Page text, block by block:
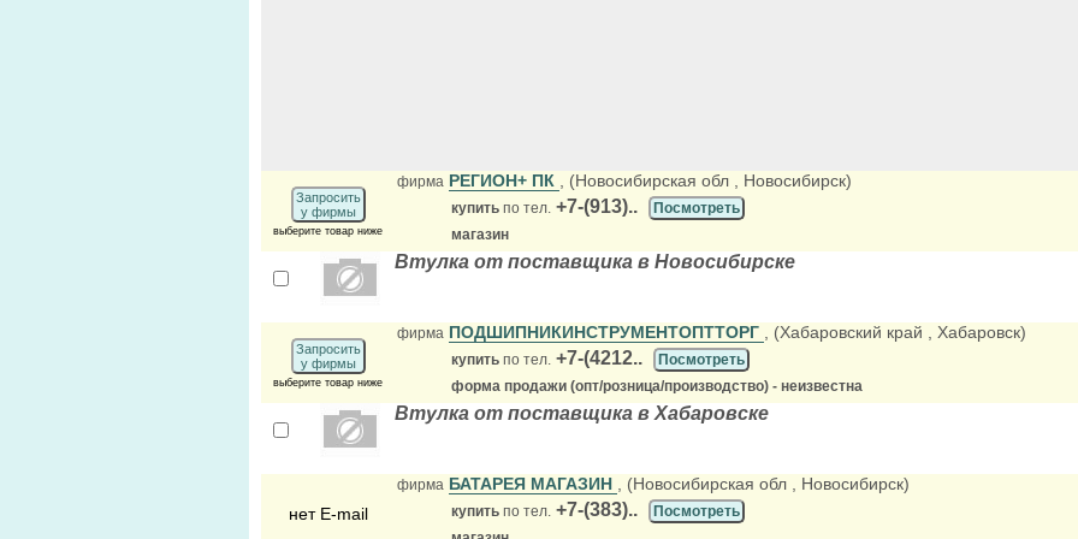
Запросить
у фирмы
выберите товар ниже
фирма РЕГИОН+ ПК , (Новосибирская обл , Новосибирск)
купить по тел. +7-(913)..
Посмотреть
магазин
Втулка от поставщика в Новосибирске
Запросить
у фирмы
выберите товар ниже
фирма ПОДШИПНИКИНСТРУМЕНТОПТТОРГ , (Хабаровский край , Хабаровск)
купить по тел. +7-(4212..
Посмотреть
форма продажи (опт/розница/производство) - неизвестна
Втулка от поставщика в Хабаровске
нет E-mail
фирма БАТАРЕЯ МАГАЗИН , (Новосибирская обл , Новосибирск)
купить по тел. +7-(383)..
Посмотреть